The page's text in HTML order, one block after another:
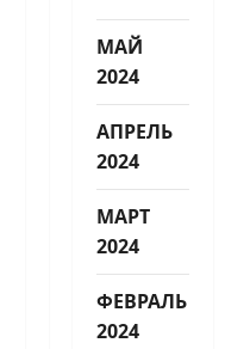
МАЙ
2024
АПРЕЛЬ
2024
МАРТ
2024
ФЕВРАЛЬ
2024